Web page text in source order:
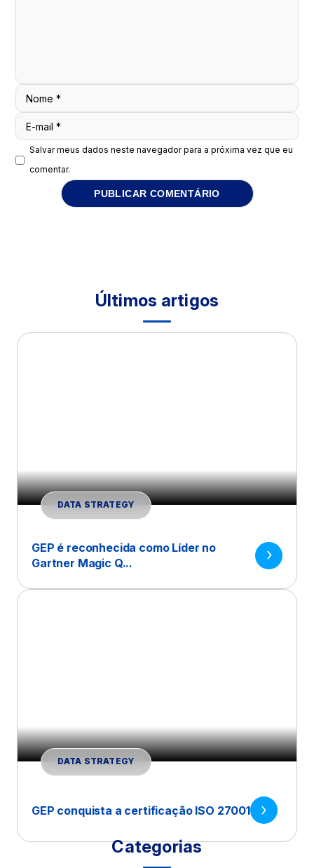
Nome*
E-mail*
Salvar meus dados neste navegador para a próxima vez que eu
comentar.
Últimos artigos
DATA STRATEGY
GEP é reconhecida como Líder no
Gartner Magic Q...
DATA STRATEGY
GEP conquista a certificação ISO 27001
Categorias